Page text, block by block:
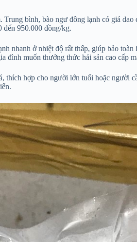
bình, bào ngư đông lạnh có giá
đến 950.000 đồng/kg.
nhanh ở nhiệt độ rất thấp, giúp bảo
đình muốn thưởng thức hải sản cao cấp
hợp cho người lớn tuổi hoặc người